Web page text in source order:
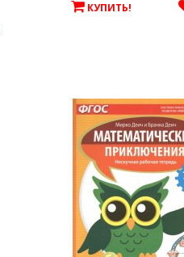
КУПИТЬ!